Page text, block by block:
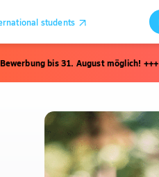
students
bis 31. August möglich! +++